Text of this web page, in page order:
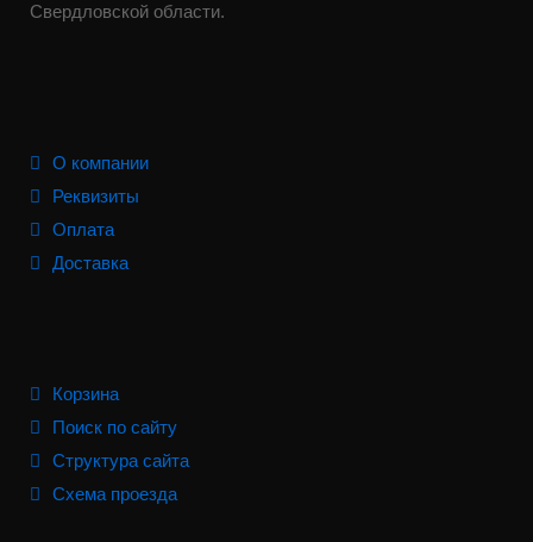
Свердловской области.
О компании
Реквизиты
Оплата
Доставка
Корзина
Поиск по сайту
Структура сайта
Схема проезда